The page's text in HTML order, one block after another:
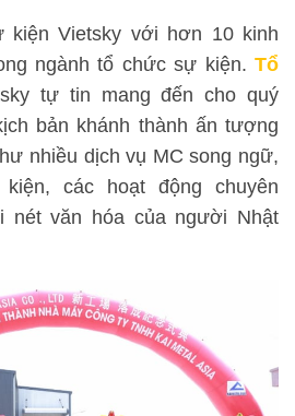
kiện Vietsky với hơn 10 kinh
ngành tổ chức sự kiện. Tổ
tự tin mang đến cho quý
bản khánh thành ấn tượng
nhiều dịch vụ MC song ngữ,
các hoạt động chuyên
nét văn hóa của người Nhật